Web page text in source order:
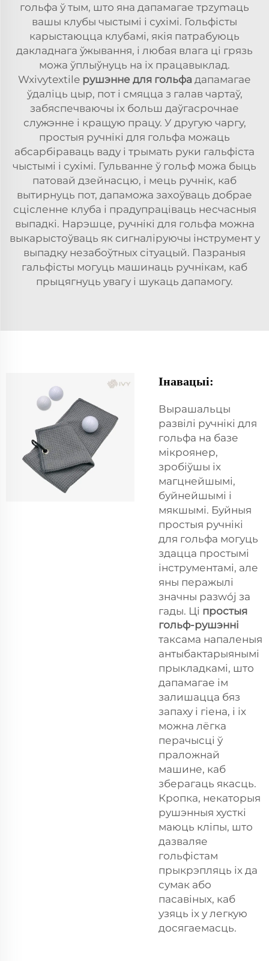
гольфа ў тым, што яна дапамагае трzymаць
вашы клубы чыстымі і сухімі. Гольфісты
карыстаюцца клубамі, якія патрабуюць
дакладнага ўжывання, і любая влага ці грязь
можа ўплыўнуць на іх працавыклад.
Wxivytextile рушэнне для гольфа дапамагае
ўдаліць цыр, пот і смяцца з галав чартаў,
забяспечваючы іх больш даўгасрочнае
служэнне і кращую працу. У другую чаргу,
простыя ручнікі для гольфа можаць
абсарбіраваць ваду і трымать руки гальфіста
чыстымі і сухімі. Гульванне ў гольф можа быць
патовай дзейнасцю, і мець ручнік, каб
вытирнуць пот, дапаможа захоўваць добрае
сцісленне клуба і прадупраціваць несчасныя
выпадкі. Нарэшце, ручнікі для гольфа можна
выкарыстоўваць як сигналіруючы інструмент у
выпадку незабоўтных сітуацый. Пазраныя
гальфісты могуць машинаць ручнікам, каб
прыцягнуць увагу і шукаць дапамогу.
Інавацыі:
Вырашальцы
развілі ручнікі для
гольфа на базе
мікроянер,
зробіўшы іх
магцнейшымі,
буйнейшымі і
мякшымі. Буйныя
простыя ручнікі
для гольфа могуць
здацца простымі
інструментамі, але
яны перажылі
значны разwój за
гады. Ці простыя
гольф-рушэнні
таксама напаленыя
антыбактарыянымі
прыкладкамі, што
дапамагае ім
залишацца бяз
запаху і гіена, і іх
можна лёгка
перачысці ў
праложнай
машине, каб
зберагаць якасць.
Кропка, некаторыя
рушэнныя хусткі
маюць кліпы, што
дазваляе
гольфістам
прыкрэпляць іх да
сумак або
пасавіных, каб
узяць іх у легкую
досягаемасць.